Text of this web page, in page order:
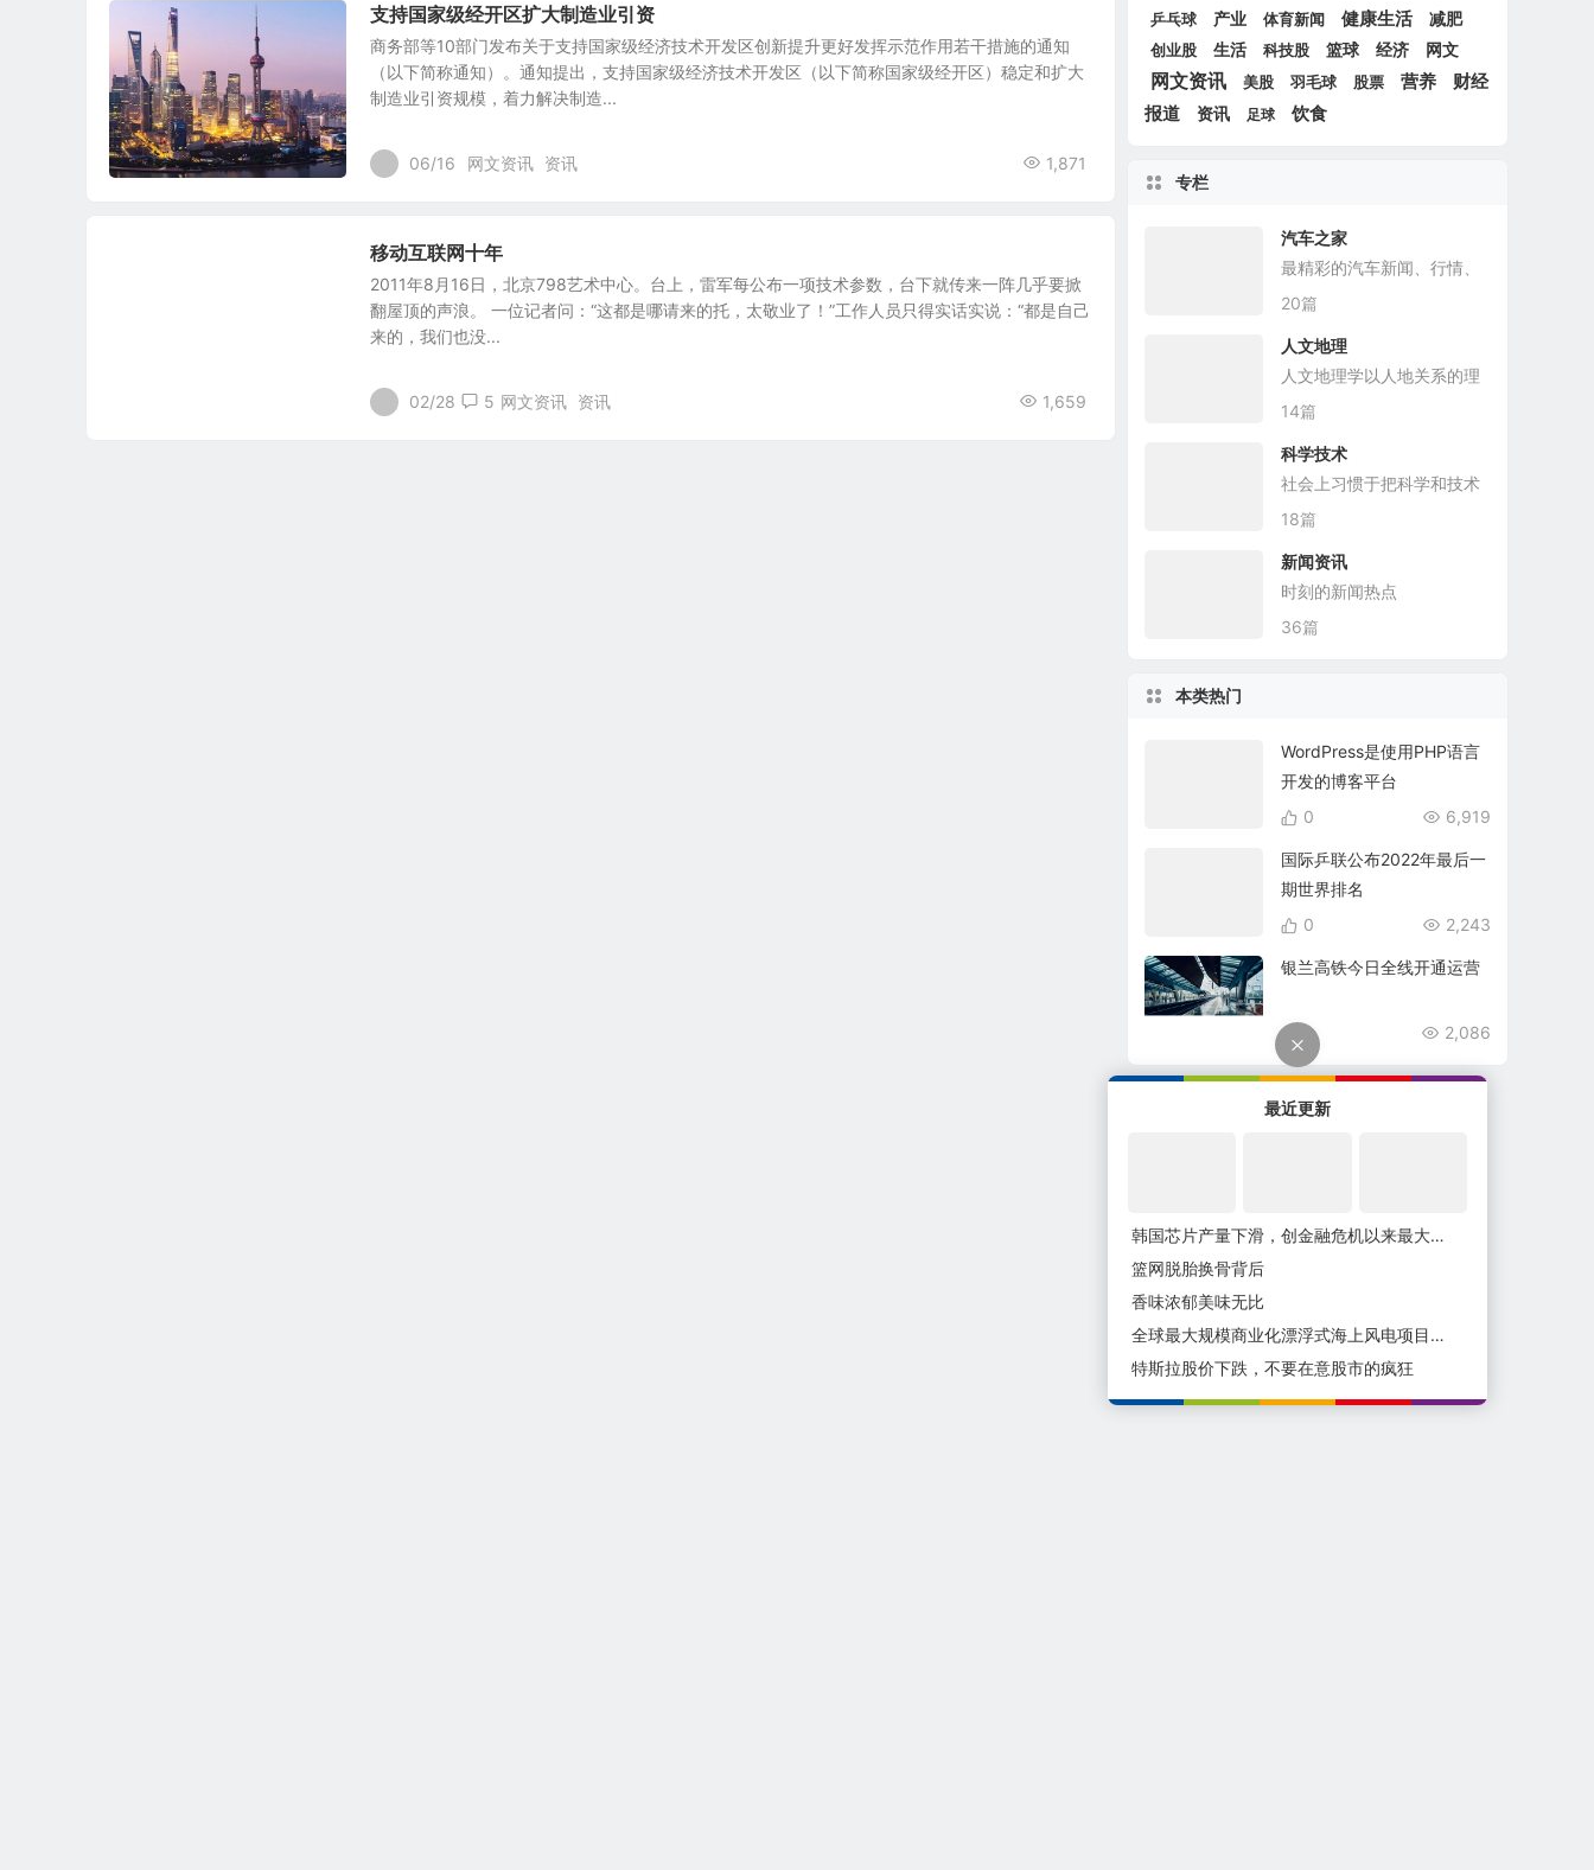
支持国家级经开区扩大制造业引资
商务部等10部门发布关于支持国家级经济技术开发区创新提升更好发挥示范作用若干措施的通知
（以下简称通知）。通知提出，支持国家级经济技术开发区（以下简称国家级经开区）稳定和扩大
制造业引资规模，着力解决制造...
06/16 1,871
网文资讯 资讯
移动互联网十年
2011年8月16日，北京798艺术中心。台上，雷军每公布一项技术参数，台下就传来一阵几乎要掀
翻屋顶的声浪。 一位记者问：“这都是哪请来的托，太敬业了！”工作人员只得实话实说：“都是自己
来的，我们也没...
02/28 1,659
5 网文资讯 资讯
乒乓球 产业 体育新闻 健康生活
减肥
创业股
生活 科技股 篮球 经济 网文
网文资讯 美股 羽毛球 股票 营养
财经
报道
资讯 足球 饮食
专栏
汽车之家
最精彩的汽车新闻、行情、
评测、导购
20篇
人文地理
人文地理学以人地关系的理
论为基础，探讨各种人文现
14篇
科学技术
社会上习惯于把科学和技术
连在一起
18篇
新闻资讯
时刻的新闻热点
36篇
本类热门
WordPress是使用PHP语言
开发的博客平台
6,919
0
国际乒联公布2022年最后一
期世界排名
2,243
0
银兰高铁今日全线开通运营
2,086
0
最近更新
韩国芯片产量下滑，创金融危机以来最大减幅
篮网脱胎换骨背后
香味浓郁美味无比
全球最大规模商业化漂浮式海上风电项目在海南开工
特斯拉股价下跌，不要在意股市的疯狂